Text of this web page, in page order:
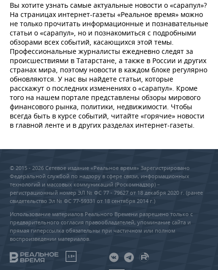
Вы хотите узнать самые актуальные новости о «сарапул»?
На страницах интернет-газеты «Реальное время» можно
не только прочитать информационные и познавательные
статьи о «сарапул», но и познакомиться с подробными
обзорами всех событий, касающихся этой темы.
Профессиональные журналисты ежедневно следят за
происшествиями в Татарстане, а также в России и других
странах мира, поэтому новости в каждом блоке регулярно
обновляются. У нас вы найдете статьи, которые
расскажут о последних изменениях о «сарапул». Кроме
того на нашем портале представлены обзоры мирового
финансового рынка, политики, недвижимости. Чтобы
всегда быть в курсе событий, читайте «горячие» новости
в главной ленте и в других разделах интернет-газеты.
© 2015 - 2026 Сетевое издание «Реальное время» Зарегистрировано
Федеральной службой по надзору в сфере связи, информационных
технологий и массовых коммуникаций (Роскомнадзор) –
регистрационный номер ЭЛ № ФС 77 - 79627 от 18 декабря 2020 г. (ранее
свидетельство Эл № ФС 77-59331 от 18 сентября 2014 г.)
Использование материалов Реального Времени разрешено только с
предварительного согласия правообладателей, упоминание сайта и
прямая гиперссылка обязательны при частичном или полном
воспроизведении материалов.
18+